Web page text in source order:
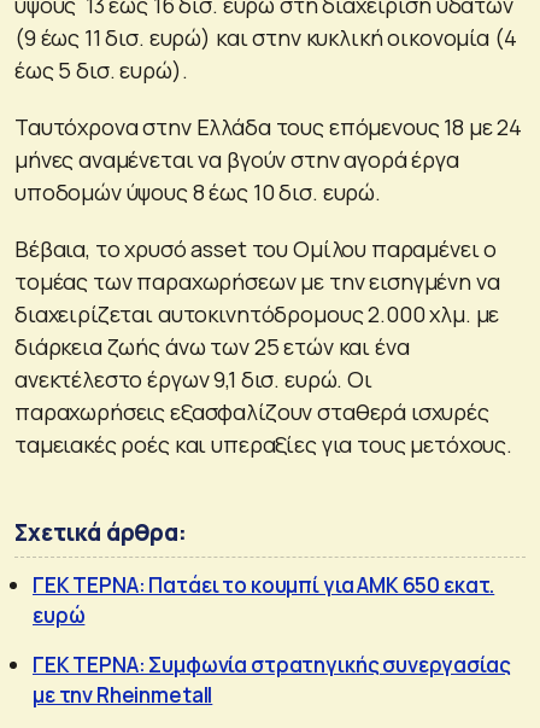
(9 έως 11 δισ. ευρώ) και στην κυκλική οικονομία (4
έως 5 δισ. ευρώ).
Ταυτόχρονα στην Ελλάδα τους επόμενους 18 με 24
μήνες αναμένεται να βγούν στην αγορά έργα
υποδομών ύψους 8 έως 10 δισ. ευρώ.
Βέβαια, το χρυσό asset του Ομίλου παραμένει ο
τομέας των παραχωρήσεων με την εισηγμένη να
διαχειρίζεται αυτοκινητόδρομους 2.000 χλμ. με
διάρκεια ζωής άνω των 25 ετών και ένα
ανεκτέλεστο έργων 9,1 δισ. ευρώ. Οι
παραχωρήσεις εξασφαλίζουν σταθερά ισχυρές
ταμειακές ροές και υπεραξίες για τους μετόχους.
Σχετικά άρθρα:
ΓΕΚ ΤΕΡΝΑ: Πατάει το κουμπί για ΑΜΚ 650 εκατ.
ευρώ
ΓΕΚ ΤΕΡΝΑ: Συμφωνία στρατηγικής συνεργασίας
με την Rheinmetall